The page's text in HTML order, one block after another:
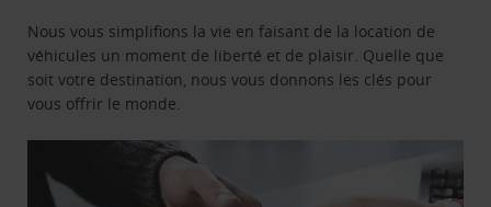
Nous vous simplifions la vie en faisant de la location de
véhicules un moment de liberté et de plaisir. Quelle que
soit votre destination, nous vous donnons les clés pour
vous offrir le monde.